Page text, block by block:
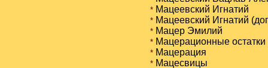
*Мацеевский Игнатий
*Мацеевский Игнатий
*Мацер Эмилий
*Мацерационные остатки
*Мацерация
*Мацесвицы